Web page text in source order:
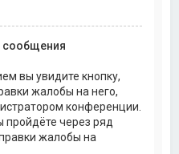
сообщения
вы увидите кнопку,
жалобы на него,
конференции.
пройдёте через ряд
жалобы на